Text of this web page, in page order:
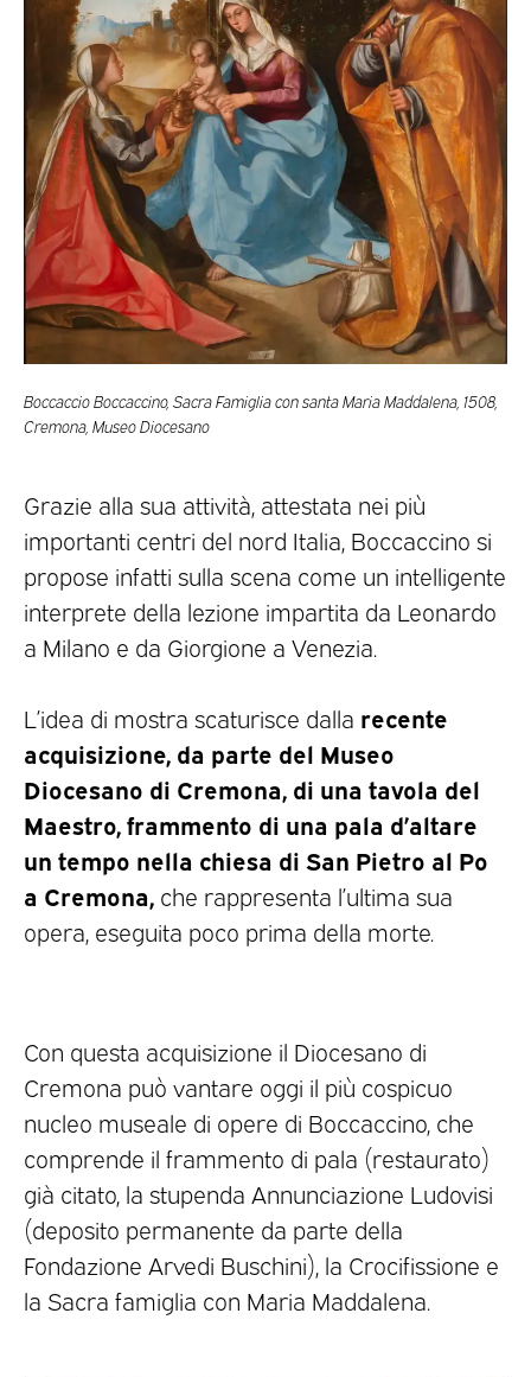
Boccaccio Boccaccino, Sacra Famiglia con santa Maria Maddalena, 1508,
Cremona, Museo Diocesano
Grazie alla sua attività, attestata nei più
importanti centri del nord Italia, Boccaccino si
propose infatti sulla scena come un intelligente
interprete della lezione impartita da Leonardo
a Milano e da Giorgione a Venezia.
L’idea di mostra scaturisce dalla recente
acquisizione, da parte del Museo
Diocesano di Cremona, di una tavola del
Maestro, frammento di una pala d’altare
un tempo nella chiesa di San Pietro al Po
a Cremona, che rappresenta l’ultima sua
opera, eseguita poco prima della morte.
Con questa acquisizione il Diocesano di
Cremona può vantare oggi il più cospicuo
nucleo museale di opere di Boccaccino, che
comprende il frammento di pala (restaurato)
già citato, la stupenda Annunciazione Ludovisi
(deposito permanente da parte della
Fondazione Arvedi Buschini), la Crocifissione e
la Sacra famiglia con Maria Maddalena.